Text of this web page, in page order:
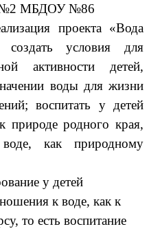
№2 МБДОУ №86
проекта «Вода
условия для
активности детей,
воды для жизни
воспитать у детей
природе родного края,
как природному
у детей
к воде, как к
то есть воспитание